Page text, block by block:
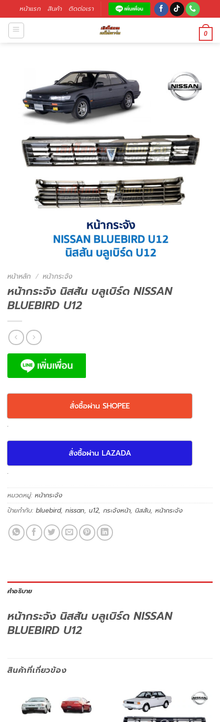
หน้าแรก สินค้า ติดต่อเรา
0
หน้าหลัก / หน้ากระจัง
หน้ากระจัง นิสสัน บลูเบิร์ด NISSAN
BLUEBIRD U12
สั่งซื้อผ่าน SHOPEE
.
สั่งซื้อผ่าน LAZADA
.
หมวดหมู่: หน้ากระจัง
ป้ายกำกับ: bluebird, nissan, u12, กระจังหน้า, นิสสัน, หน้ากระจัง
คำอธิบาย
หน้ากระจัง นิสสัน บลูเบิร์ด NISSAN
BLUEBIRD U12
สินค้าที่เกี่ยวข้อง